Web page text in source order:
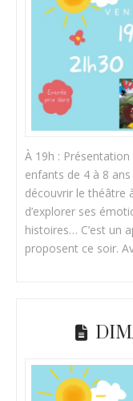
À 19h :
enfants de 4 à 8
découvrir le théâtre
d’explorer ses
histoires… C’est un
proposent ce soir.